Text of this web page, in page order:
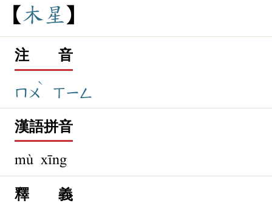
木 星
注 音
ㄇㄨ
ˋ
ㄒㄧㄥ
漢語拼音
mù xīng
釋 義